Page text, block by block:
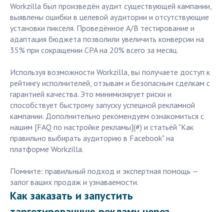
Workzilla был произведён аудит существующей кампании,
выявлены ошибки в целевой аудитории и отсутствующие
установки пикселя. Проведённое A/B тестирование и
адаптация бюджета позволили увеличить конверсии на
35% при сокращении CPA на 20% всего за месяц.
Используя возможности Workzilla, вы получаете доступ к
рейтингу исполнителей, отзывам и безопасным сделкам с
гарантией качества. Это минимизирует риски и
способствует быстрому запуску успешной рекламной
кампании. Дополнительно рекомендуем ознакомиться с
нашим [FAQ по настройке рекламы](#) и статьёй "Как
правильно выбирать аудиторию в Facebook" на
платформе Workzilla.
Помните: правильный подход и экспертная помощь —
залог ваших продаж и узнаваемости.
Как заказать и запустить